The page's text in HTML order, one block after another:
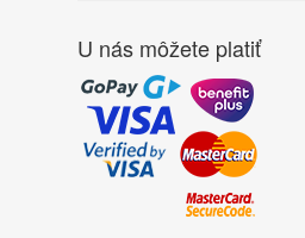
U nás môžete platiť